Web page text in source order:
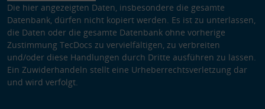
Die hier angezeigten Daten, insbesondere die gesamte
Datenbank, dürfen nicht kopiert werden. Es ist zu unterlassen,
die Daten oder die gesamte Datenbank ohne vorherige
Zustimmung TecDocs zu vervielfältigen, zu verbreiten
und/oder diese Handlungen durch Dritte ausführen zu lassen.
Ein Zuwiderhandeln stellt eine Urheberrechtsverletzung dar
und wird verfolgt.